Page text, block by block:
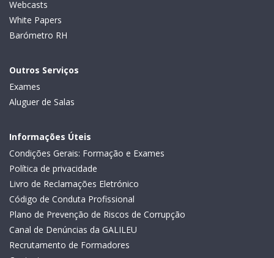
Webcasts
White Papers
Barómetro RH
Outros Serviços
Exames
Aluguer de Salas
Informações Úteis
Condições Gerais: Formação e Exames
Política de privacidade
Livro de Reclamações Eletrónico
Código de Conduta Profissional
Plano de Prevenção de Riscos de Corrupção
Canal de Denúncias da GALILEU
Recrutamento de Formadores